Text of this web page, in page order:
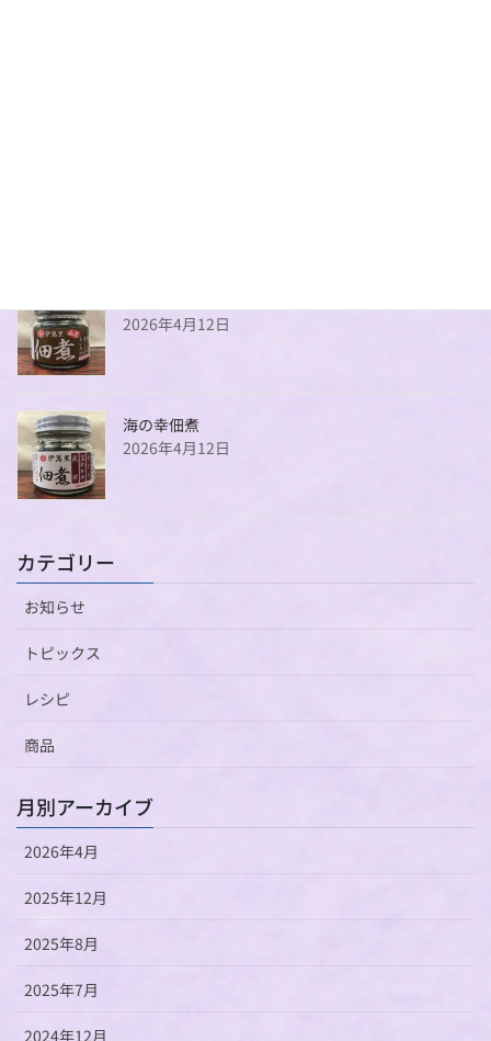
2026年4月12日
海の幸佃煮
2026年4月12日
カテゴリー
お知らせ
トピックス
レシピ
商品
月別アーカイブ
2026年4月
2025年12月
2025年8月
2025年7月
2024年12月